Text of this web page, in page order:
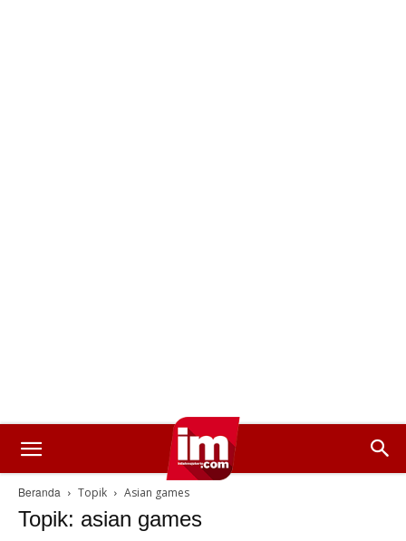
Beranda Topik Asian games
Topik: asian games